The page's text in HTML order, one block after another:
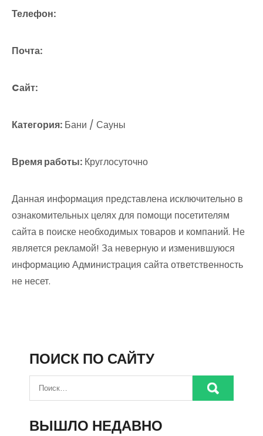
Телефон:
Почта:
Cайт:
Категория: Бани / Сауны
Время работы: Круглосуточно
Данная информация представлена исключительно в
ознакомительных целях для помощи посетителям
сайта в поиске необходимых товаров и компаний. Не
является рекламой! За неверную и изменившуюся
информацию Администрация сайта ответственность
не несет.
ПОИСК ПО САЙТУ
ВЫШЛО НЕДАВНО